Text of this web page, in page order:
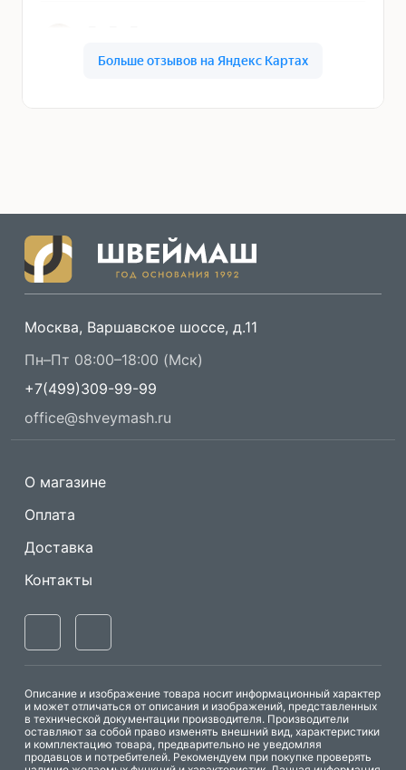
Москва, Варшавское шоссе, д.11
Пн–Пт 08:00–18:00 (Мск)
+7(499)309-99-99
office@shveymash.ru
О магазине
Оплата
Доставка
Контакты
Описание и изображение товара носит информационный характер
и может отличаться от описания и изображений, представленных
в технической документации производителя. Производители
оставляют за собой право изменять внешний вид, характеристики
и комплектацию товара, предварительно не уведомляя
продавцов и потребителей. Рекомендуем при покупке проверять